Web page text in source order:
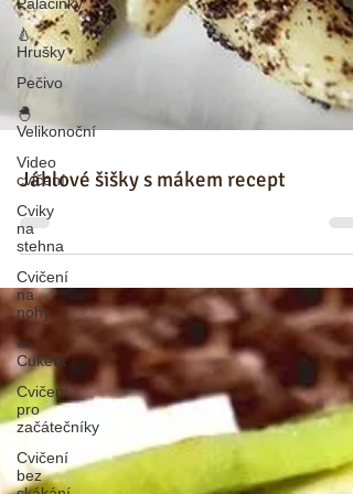
🍐
Hrušky
Pečivo
🐣
Velikonoční
Video
cvičení
Cviky
na
stehna
Cvičení
na
nohy
🥒
Cuketa
Cvičení
pro
začátečníky
Cvičení
bez
Jáhlové šišky s mákem recept